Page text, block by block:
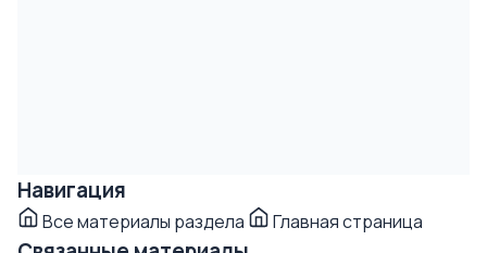
Навигация
Все материалы раздела Главная страница